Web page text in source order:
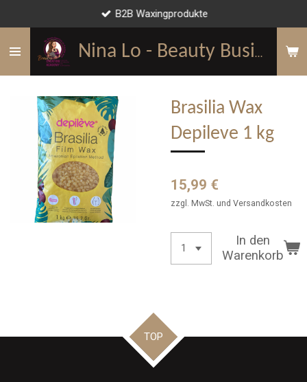
springen
Nina Lo - Beauty Business Mentorin
B2B Waxingprodukte
Brasilia Wax
Depileve 1 kg
15,99 €
zzgl. MwSt. und Versandkosten
In den
Warenkorb
TOP